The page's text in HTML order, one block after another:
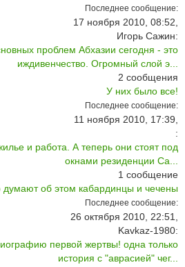
Последнее сообщение:
17 ноября 2010, 08:52,
Игорь Сажин:
проблем Абхазии сегодня - это
иждивенчество. Огромный слой э...
2 сообщения
У них было все!
Последнее сообщение:
11 ноября 2010, 17:39,
:
и работа. А теперь они стоят под
окнами резиденции Са...
1 сообщение
думают об этом кабардинцы и чечены
Последнее сообщение:
26 октября 2010, 22:51,
Kavkaz-1980:
первой жертвы! одна только
история с "аврасией" чег...